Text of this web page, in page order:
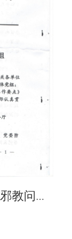
1.省委防范和处理邪教问题领导小组2017年工作要点